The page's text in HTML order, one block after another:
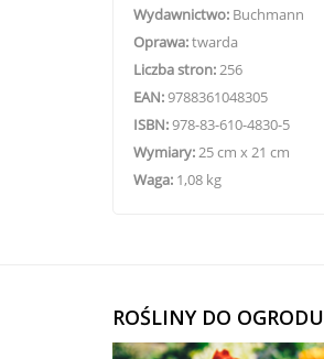
Wydawnictwo: Buchmann
Oprawa:twarda
Liczba stron:256
EAN:9788361048305
ISBN:978-83-610-4830-5
Wymiary:25 cm x 21 cm
Waga: 1,08 kg
ROŚLINY DO OGRODU